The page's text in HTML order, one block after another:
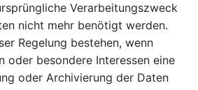
Verarbeitungszweck
nicht mehr benötigt werden.
Regelung bestehen, wenn
oder besondere Interessen eine
oder Archivierung der Daten